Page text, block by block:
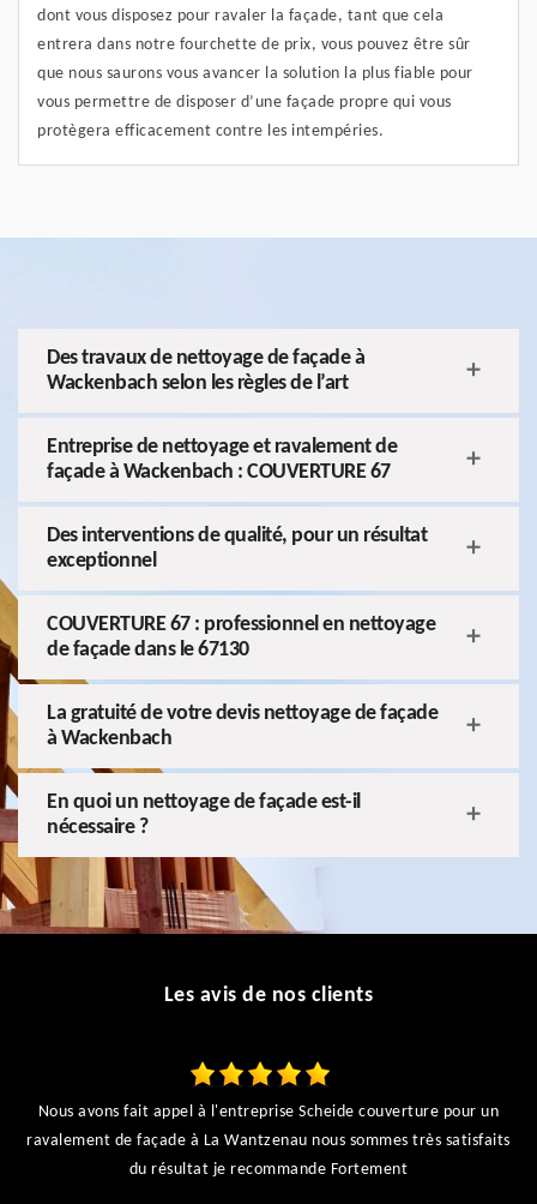
dont vous disposez pour ravaler la façade, tant que cela
entrera dans notre fourchette de prix, vous pouvez être sûr
que nous saurons vous avancer la solution la plus fiable pour
vous permettre de disposer d’une façade propre qui vous
protègera efficacement contre les intempéries.
Des travaux de nettoyage de façade à
Wackenbach selon les règles de l’art
Entreprise de nettoyage et ravalement de
façade à Wackenbach : COUVERTURE 67
Des interventions de qualité, pour un résultat
exceptionnel
COUVERTURE 67 : professionnel en nettoyage
de façade dans le 67130
La gratuité de votre devis nettoyage de façade
à Wackenbach
En quoi un nettoyage de façade est-il
nécessaire ?
Les avis de nos clients
Nous avons fait appel à l'entreprise Scheide couverture pour un
ravalement de façade à La Wantzenau nous sommes très satisfaits
du résultat je recommande Fortement